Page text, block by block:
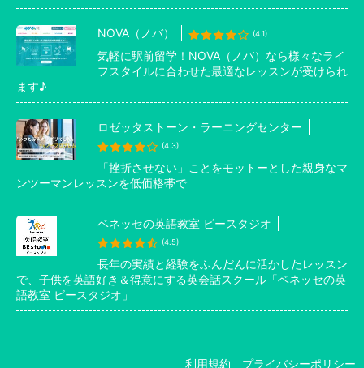
NOVA（ノバ） (4.1)
気軽に駅前留学！NOVA（ノバ）なら様々なライ
フスタイルに合わせた最適なレッスンが受けられ
ます♪
ロゼッタストーン・ラーニングセンター
(4.3)
「挫折させない」ことをモットーとした親身なマ
ンツーマンレッスンを低価格帯で
ベネッセの英語教室 ビースタジオ
(4.5)
長年の実績と経験をふんだんに活かしたレッスン
で、子供を英語好き＆得意にする英会話スクール「ベネッセの英
語教室 ビースタジオ」
利用規約 プライバシーポリシー